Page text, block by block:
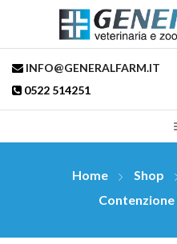
INFO@GENERALFARM.IT
0522 514251
Home Shop
Contenzione